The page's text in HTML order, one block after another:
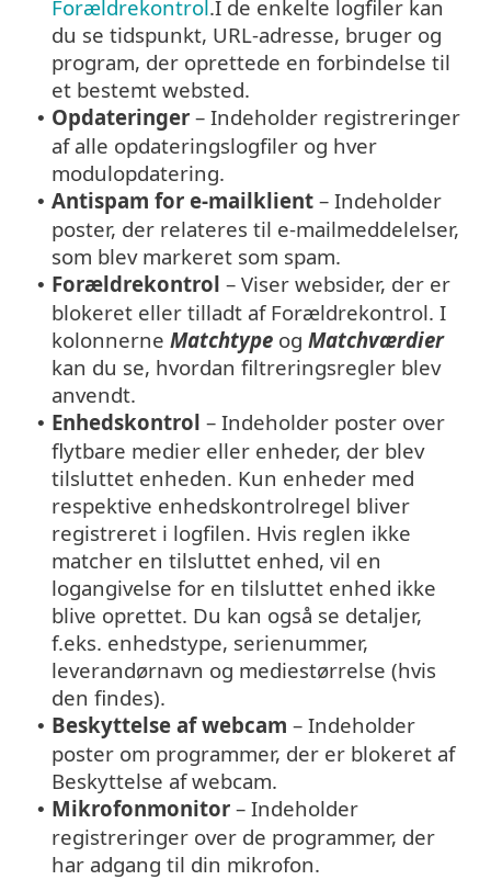
Forældrekontrol .I de enkelte logfiler kan
du se tidspunkt, URL-adresse, bruger og
program, der oprettede en forbindelse til
et bestemt websted.
• Opdateringer – Indeholder registreringer
af alle opdateringslogfiler og hver
modulopdatering.
• Antispam for e-mailklient – Indeholder
poster, der relateres til e-mailmeddelelser,
som blev markeret som spam.
• Forældrekontrol – Viser websider, der er
blokeret eller tilladt af Forældrekontrol. I
kolonnerne Matchtype og Matchværdier
kan du se, hvordan filtreringsregler blev
anvendt.
• Enhedskontrol – Indeholder poster over
flytbare medier eller enheder, der blev
tilsluttet enheden. Kun enheder med
respektive enhedskontrolregel bliver
registreret i logfilen. Hvis reglen ikke
matcher en tilsluttet enhed, vil en
logangivelse for en tilsluttet enhed ikke
blive oprettet. Du kan også se detaljer,
f.eks. enhedstype, serienummer,
leverandørnavn og mediestørrelse (hvis
den findes).
• Beskyttelse af webcam – Indeholder
poster om programmer, der er blokeret af
Beskyttelse af webcam.
• Mikrofonmonitor – Indeholder
registreringer over de programmer, der
har adgang til din mikrofon.